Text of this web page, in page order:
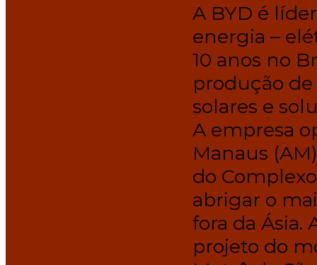
A BYD é
energia –
10 anos no
produção
solares e
A empresa
Manaus
do
abrigar o
fora da Ásia.
projeto do